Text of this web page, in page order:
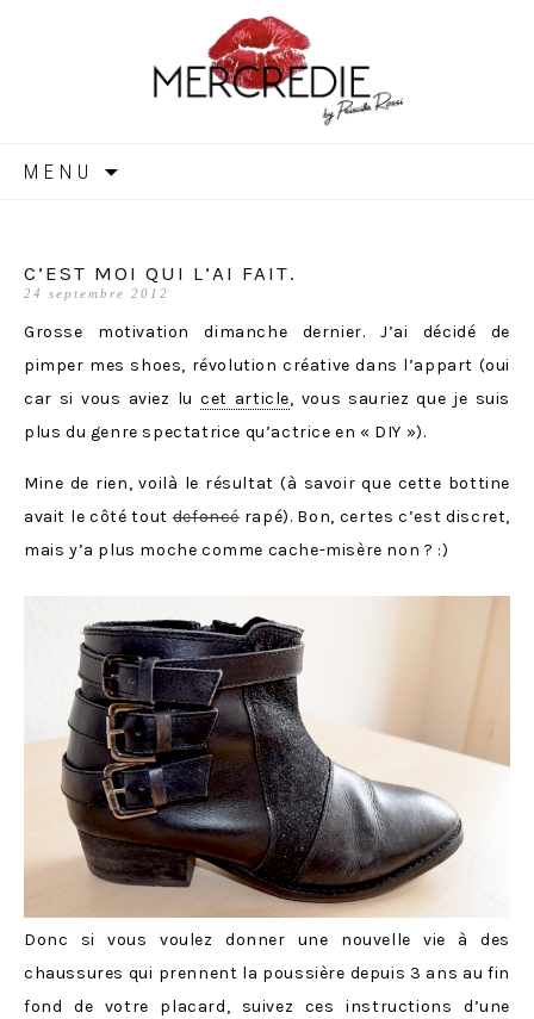
MERCREDIE
MENU
C’EST MOI QUI L’AI FAIT.
24 septembre 2012
Grosse motivation dimanche dernier. J’ai décidé de
pimper mes shoes, révolution créative dans l’appart (oui
car si vous aviez lu cet article, vous sauriez que je suis
plus du genre spectatrice qu’actrice en « DIY »).
Mine de rien, voilà le résultat (à savoir que cette bottine
avait le côté toutdefoncérapé). Bon, certes c’est discret,
mais y’a plus moche comme cache-misère non ? :)
Donc si vous voulez donner une nouvelle vie à des
chaussures qui prennent la poussière depuis 3 ans au fin
fond de votre placard, suivez ces instructions d’une